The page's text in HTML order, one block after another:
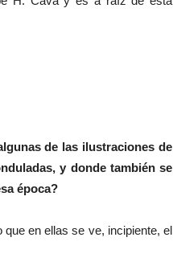
de las ilustraciones de
y donde también se
época?
en ellas se ve, incipiente, el